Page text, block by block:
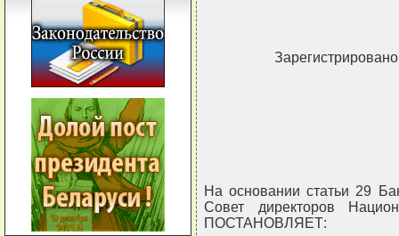
На основании статьи 29
Совет директоров
ПОСТАНОВЛЯЕТ: